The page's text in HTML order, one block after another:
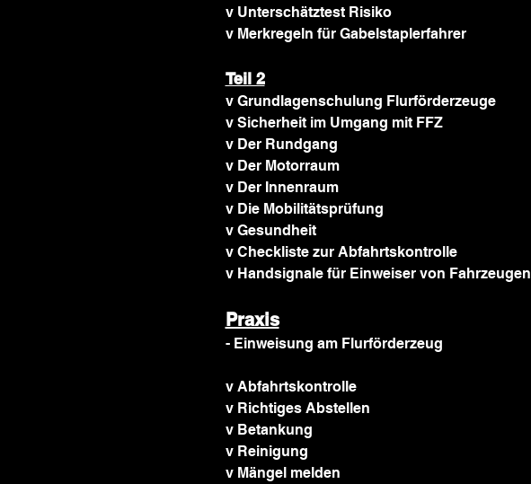
v Unterschätztest Risiko
v Merkregeln für Gabelstaplerfahrer
Teil 2
v Grundlagenschulung Flurförderzeuge
v Sicherheit im Umgang mit FFZ
v Der Rundgang
v Der Motorraum
v Der Innenraum
v Die Mobilitätsprüfung
v Gesundheit
v Checkliste zur Abfahrtskontrolle
v Handsignale für Einweiser von Fahrzeugen
Praxis
- Einweisung am Flurförderzeug
v Abfahrtskontrolle
v Richtiges Abstellen
v Betankung
v Reinigung
v Mängel melden